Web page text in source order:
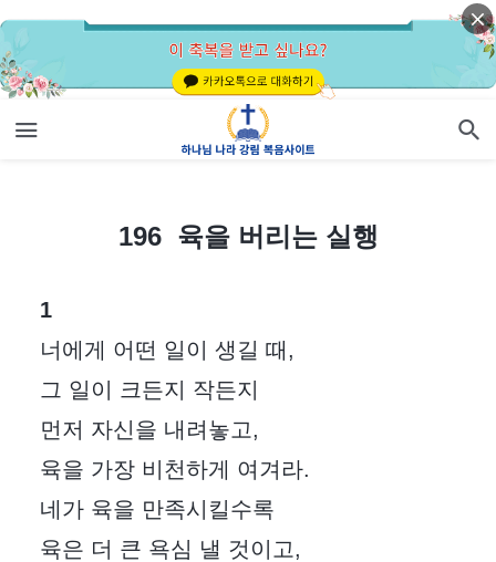
196 육을 버리는 실행
1
너에게 어떤 일이 생길 때,
그 일이 크든지 작든지
먼저 자신을 내려놓고,
육을 가장 비천하게 여겨라.
네가 육을 만족시킬수록
육은 더 큰 욕심 낼 것이고,